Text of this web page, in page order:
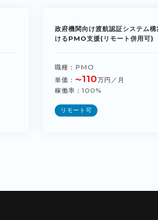
政府機関向け渡航認証システム
けるPMO支援(リモート併用可)
職種
PMO
単価
〜110万円／月
稼働率
100%
リモート可